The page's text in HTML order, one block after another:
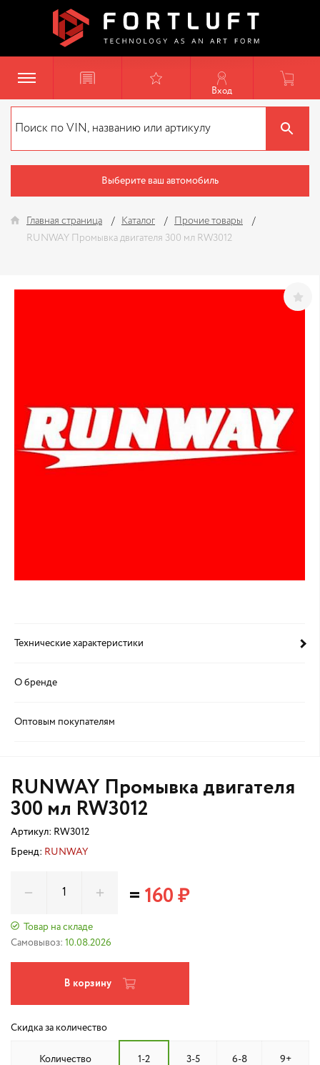
Вход
Выберите ваш автомобиль
Главная страница Каталог
Прочие товары
RUNWAY Промывка двигателя 300 мл RW3012
Технические характеристики
О бренде
Оптовым покупателям
RUNWAY Промывка двигателя
300 мл RW3012
Артикул: RW3012
Бренд: RUNWAY
Товар на складе
Самовывоз: 10.08.2026
=160 ₽
В корзину
Скидка за количество
Количество 1-2 3-5 6-8 9+